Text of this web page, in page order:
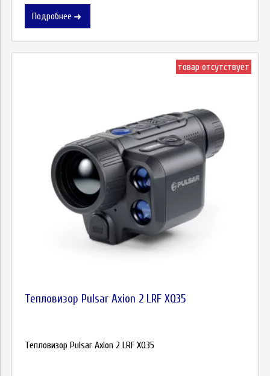
Подробнее
товар отсутствует
Тепловизор Pulsar Axion 2 LRF XQ35
Тепловизор Pulsar Axion 2 LRF XQ35